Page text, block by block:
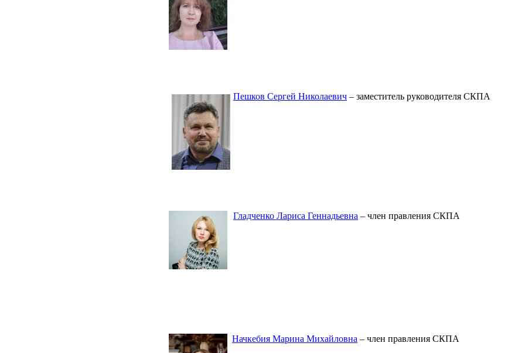
Пешков Сергей Николаевич – заместитель руководителя СКПА
Гладченко Лариса Геннадьевна – член правления СКПА
Начкебия Марина Михайловна – член правления СКПА